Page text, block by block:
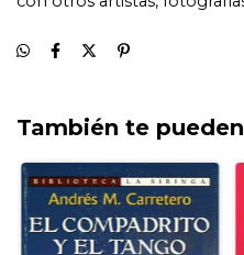
También te